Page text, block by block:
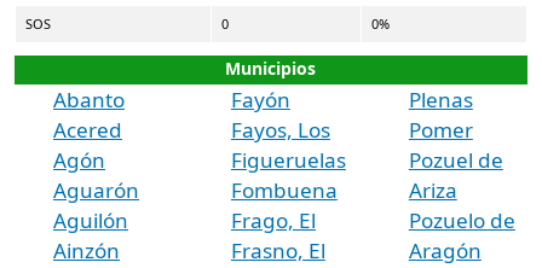
SOS 0 0%
Municipios
Abanto
Acered
Agón
Aguarón
Aguilón
Ainzón
Fayón
Fayos, Los
Figueruelas
Fombuena
Frago, El
Frasno, El
Plenas
Pomer
Pozuel de
Ariza
Pozuelo de
Aragón